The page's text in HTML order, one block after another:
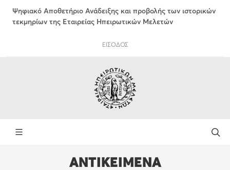
Ψηφιακό Αποθετήριο Ανάδειξης και προβολής των ιστορικών
τεκμηρίων της Εταιρείας Ηπειρωτικών Μελετών
ΕΙΣΟΔΟΣ
ΑΝΤΙΚΕΙΜΕΝΑ